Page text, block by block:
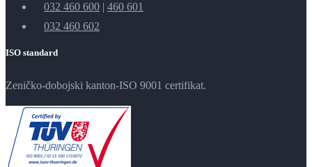
032 460 600 | 460 601
032 460 602
ISO standard
Zeničko-dobojski kanton-ISO 9001 certifikat.